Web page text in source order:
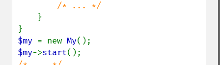
/* ... */
}
$my = new My
$my->start